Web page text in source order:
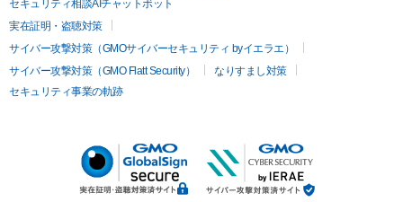
セキュリティ相談AIチャットボット
実在証明・盗聴対策
サイバー攻撃対策（GMOサイバーセキュリティ byイエラエ）
サイバー攻撃対策（GMO Flatt Security）
なりすまし対策
セキュリティ事業の軌跡